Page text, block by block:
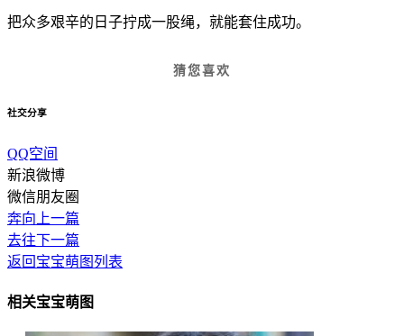
把众多艰辛的日子拧成一股绳，就能套住成功。
猜您喜欢
社交分享
QQ空间
新浪微博
微信朋友圈
奔向上一篇
去往下一篇
返回宝宝萌图列表
相关宝宝萌图